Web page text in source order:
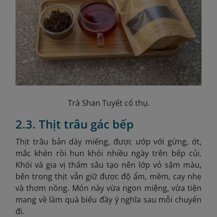
Trà Shan Tuyết cổ thụ.
2.3. Thịt trâu gác bếp
Thịt trâu bản dày miếng, được ướp với gừng, ớt,
mắc khén rồi hun khói nhiều ngày trên bếp củi.
Khói và gia vị thấm sâu tạo nên lớp vỏ sậm màu,
bên trong thịt vẫn giữ được độ ẩm, mềm, cay nhẹ
và thơm nồng. Món này vừa ngon miệng, vừa tiện
mang về làm quà biếu đầy ý nghĩa sau mỗi chuyến
đi.